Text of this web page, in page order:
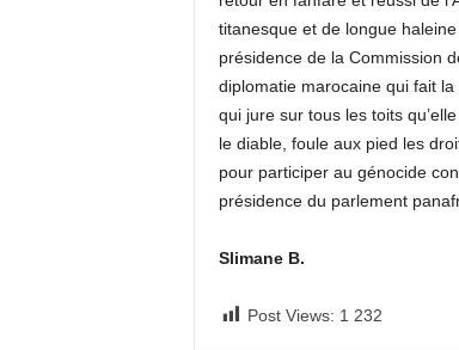
titanesque et de longue
présidence de la Commission
diplomatie marocaine qui fait
qui jure sur tous les toits
le diable, foule aux pied les
pour participer au génocide
présidence du parlement
Slimane B.
Post Views: 1 232